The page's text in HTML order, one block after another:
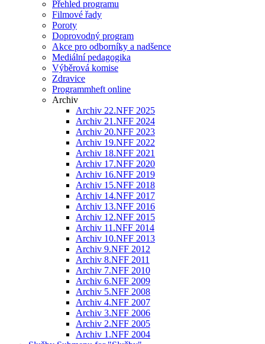
Přehled programu
Filmové řady
Poroty
Doprovodný program
Akce pro odborníky a nadšence
Mediální pedagogika
Výběrová komise
Zdravice
Programmheft online
Archiv
Archiv 22.NFF 2025
Archiv 21.NFF 2024
Archiv 20.NFF 2023
Archiv 19.NFF 2022
Archiv 18.NFF 2021
Archiv 17.NFF 2020
Archiv 16.NFF 2019
Archiv 15.NFF 2018
Archiv 14.NFF 2017
Archiv 13.NFF 2016
Archiv 12.NFF 2015
Archiv 11.NFF 2014
Archiv 10.NFF 2013
Archiv 9.NFF 2012
Archiv 8.NFF 2011
Archiv 7.NFF 2010
Archiv 6.NFF 2009
Archiv 5.NFF 2008
Archiv 4.NFF 2007
Archiv 3.NFF 2006
Archiv 2.NFF 2005
Archiv 1.NFF 2004